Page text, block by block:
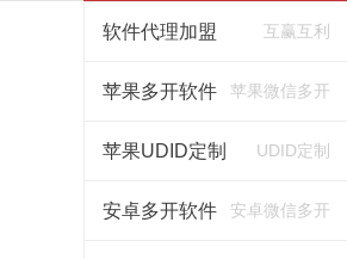
软件代理加盟 互赢互利
苹果多开软件 苹果微信多开
苹果UDID定制 UDID定制
安卓多开软件 安卓微信多开